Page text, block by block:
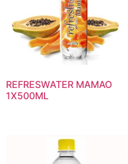
REFRESWATER MAMAO
1X500ML